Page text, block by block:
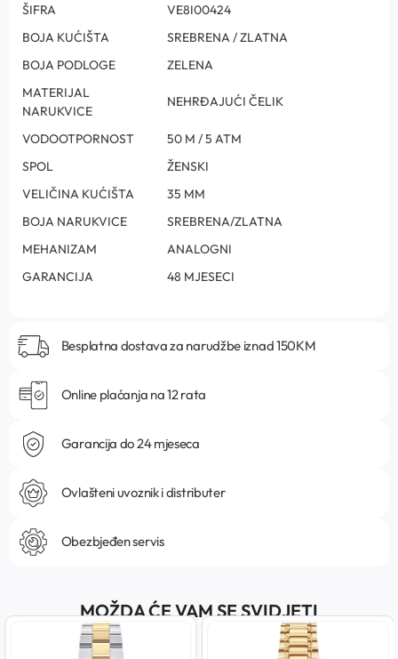
ŠIFRA
VE8I00424
BOJA KUĆIŠTA
SREBRENA / ZLATNA
BOJA PODLOGE
ZELENA
MATERIJAL
NARUKVICE
NEHRĐAJUĆI ČELIK
VODOOTPORNOST
50 M / 5 ATM
SPOL
ŽENSKI
VELIČINA KUĆIŠTA
35 MM
BOJA NARUKVICE
SREBRENA/ZLATNA
MEHANIZAM
ANALOGNI
GARANCIJA
48 MJESECI
Besplatna dostava za narudžbe iznad 150KM
Online plaćanja na 12 rata
Garancija do 24 mjeseca
Ovlašteni uvoznik i distributer
Obezbjeđen servis
MOŽDA ĆE VAM SE SVIDJETI